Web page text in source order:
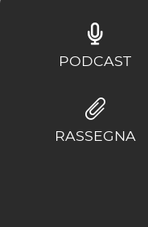
PODCAST
RASSEGNA